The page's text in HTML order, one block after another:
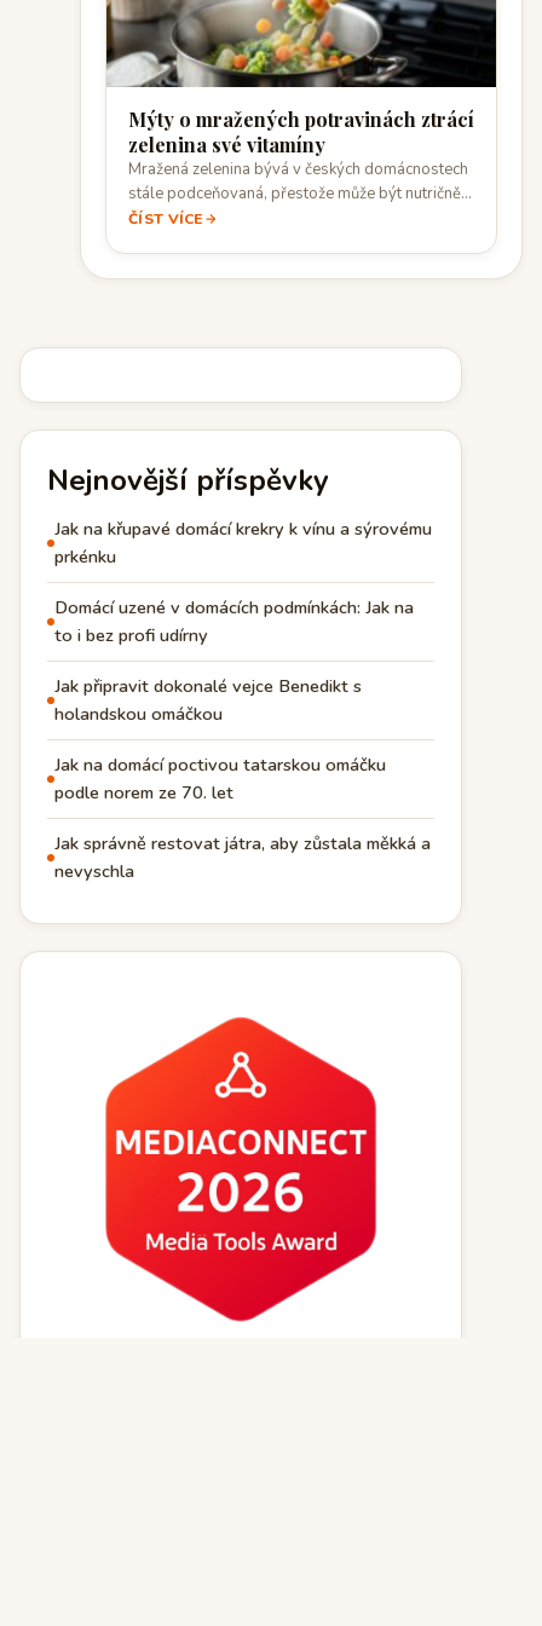
Mýty o mražených potravinách ztrácí
zelenina své vitamíny
Mražená zelenina bývá v českých domácnostech
stále podceňovaná, přestože může být nutričně
velmi blízko…
ČÍST VÍCE
Nejnovější příspěvky
Jak na křupavé domácí krekry k vínu a sýrovému
prkénku
Domácí uzené v domácích podmínkách: Jak na
to i bez profi udírny
Jak připravit dokonalé vejce Benedikt s
holandskou omáčkou
Jak na domácí poctivou tatarskou omáčku
podle norem ze 70. let
Jak správně restovat játra, aby zůstala měkká a
nevyschla